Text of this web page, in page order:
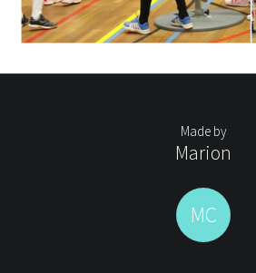
Made by
Marion
MC